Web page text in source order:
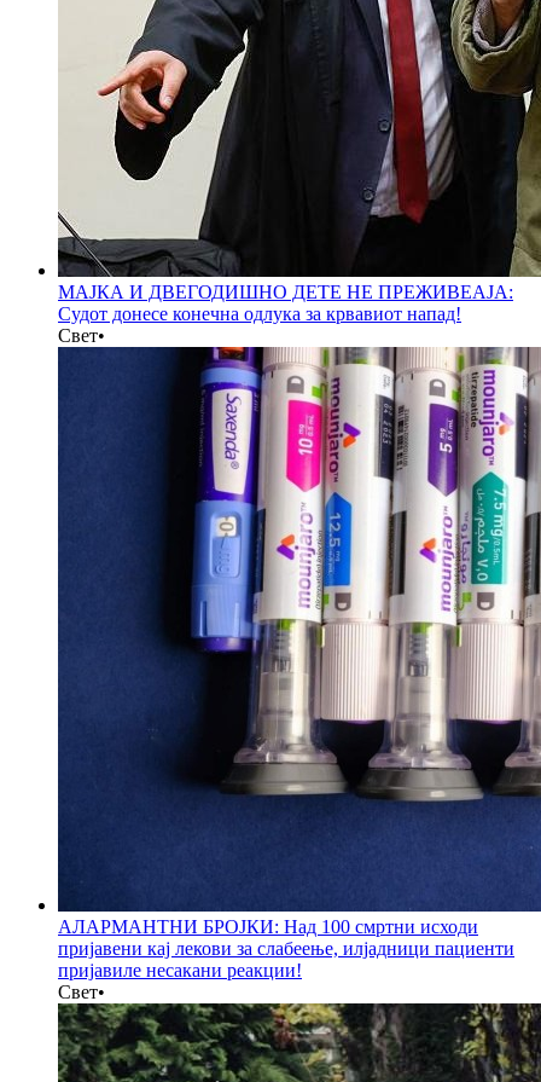
МАЈКА И ДВЕГОДИШНО ДЕТЕ НЕ ПРЕЖИВЕАЈА:
Судот донесе конечна одлука за крвавиот напад!
Свет•
АЛАРМАНТНИ БРОЈКИ: Над 100 смртни исходи
пријавени кај лекови за слабеење, илјадници пациенти
пријавиле несакани реакции!
Свет•